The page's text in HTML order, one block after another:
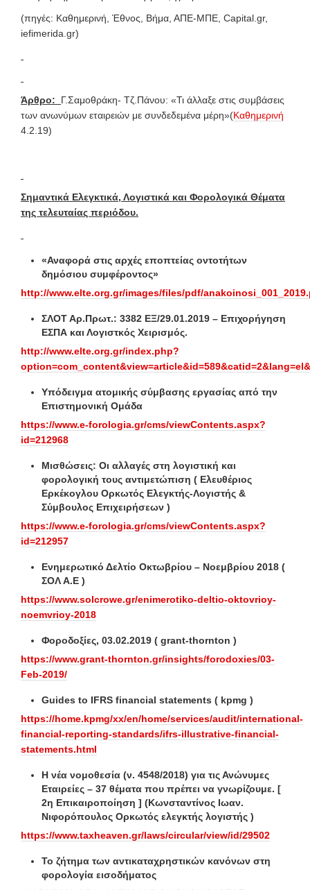
(πηγές: Καθημερινή, Έθνος, Βήμα, ΑΠΕ-ΜΠΕ, Capital.gr,
iefimerida.gr)
Άρθρο: Γ.Σαμοθράκη- Τζ.Πάνου: «Τι άλλαξε στις συμβάσεις
των ανωνύμων εταιρειών με συνδεδεμένα μέρη»(Καθημερινή
4.2.19)
Σημαντικά Ελεγκτικά, Λογιστικά και Φορολογικά Θέματα
της τελευταίας περιόδου.
«Αναφορά στις αρχές εποπτείας οντοτήτων
δημόσιου συμφέροντος»
http://www.elte.org.gr/images/files/pdf/
ΣΛΟΤ Αρ.Πρωτ.: 3382 ΕΞ/29.01.2019 – Επιχορήγηση
ΕΣΠΑ και Λογιστκός Χειρισμός.
http://www.elte.org.gr/index.php?
Υπόδειγμα ατομικής σύμβασης εργασίας από την
Επιστημονική Ομάδα
https://www.e-forologia.gr/cms/viewContents.aspx?
id=212968
Μισθώσεις: Οι αλλαγές στη λογιστική και
φορολογική τους αντιμετώπιση ( Ελευθέριος
Ερκέκογλου Ορκωτός Ελεγκτής-Λογιστής &
Σύμβουλος Επιχειρήσεων )
https://www.e-forologia.gr/cms/viewContents.aspx?
id=212957
Ενημερωτικό Δελτίο Οκτωβρίου – Νοεμβρίου 2018 (
ΣΟΛ Α.Ε )
https://www.solcrowe.gr/enimerotiko-deltio-oktovrioy-
noemvrioy-2018
Φοροδοξίες, 03.02.2019 ( grant-thornton )
https://www.grant-thornton.gr/insights/forodoxies/03-
Feb-2019/
Guides to IFRS financial statements ( kpmg )
https://home.kpmg/xx/en/home/services/audit/international-
financial-reporting-standards/ifrs-illustrative-financial-
statements.html
Η νέα νομοθεσία (ν. 4548/2018) για τις Ανώνυμες
Εταιρείες – 37 θέματα που πρέπει να γνωρίζουμε. [
2η Επικαιροποίηση ] (Κωνσταντίνος Ιωαν.
Νιφορόπουλος Ορκωτός ελεγκτής λογιστής )
https://www.taxheaven.gr/laws/circular/view/id/29502
Το ζήτημα των αντικαταχρηστικών κανόνων στη
φορολογία εισοδήματος